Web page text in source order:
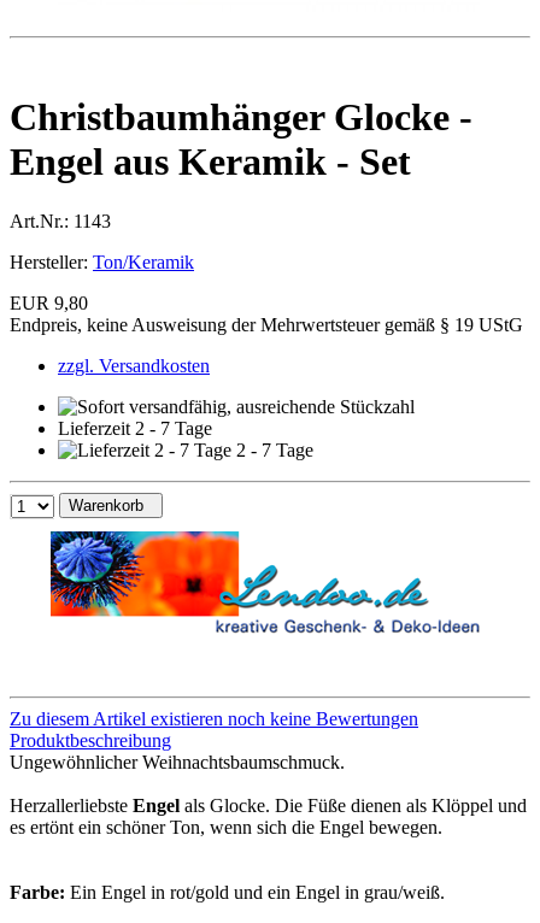
Christbaumhänger Glocke -
Engel aus Keramik - Set
Art.Nr.: 1143
Hersteller: Ton/Keramik
EUR 9,80
Endpreis, keine Ausweisung der Mehrwertsteuer gemäß § 19 UStG
zzgl. Versandkosten
Lieferzeit 2 - 7 Tage
2 - 7 Tage
Warenkorb
Zu diesem Artikel existieren noch keine Bewertungen
Produktbeschreibung
Ungewöhnlicher Weihnachtsbaumschmuck.
Herzallerliebste Engel als Glocke. Die Füße dienen als Klöppel und
es ertönt ein schöner Ton, wenn sich die Engel bewegen.
Farbe: Ein Engel in rot/gold und ein Engel in grau/weiß.